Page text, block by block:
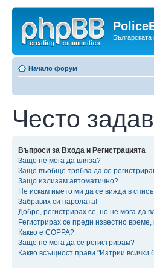
Българската
Начало форум
Често
Въпроси за Входа и Регистрацията
Защо не мога да вляза?
Защо въобще трябва да се
Защо излизам автоматично?
Не искам името ми да се вижда в
Забравих си паролата!
Добре, регистрирах се, но не мога да
Регистрирах се преди известно
Какво е COPPA?
Защо не мога да се регистрирам?
Какво всъщност прави "Изтрии всички